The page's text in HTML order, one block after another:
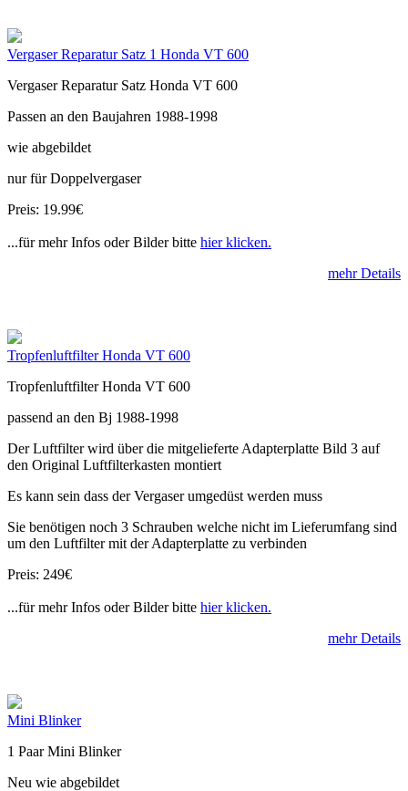
Vergaser Reparatur Satz 1 Honda VT 600
Vergaser Reparatur Satz Honda VT 600
Passen an den Baujahren 1988-1998
wie abgebildet
nur für Doppelvergaser
Preis: 19.99€
...für mehr Infos oder Bilder bitte hier klicken.
mehr Details
Tropfenluftfilter Honda VT 600
Tropfenluftfilter Honda VT 600
passend an den Bj 1988-1998
Der Luftfilter wird über die mitgelieferte Adapterplatte Bild 3 auf
den Original Luftfilterkasten montiert
Es kann sein dass der Vergaser umgedüst werden muss
Sie benötigen noch 3 Schrauben welche nicht im Lieferumfang sind
um den Luftfilter mit der Adapterplatte zu verbinden
Preis: 249€
...für mehr Infos oder Bilder bitte hier klicken.
mehr Details
Mini Blinker
1 Paar Mini Blinker
Neu wie abgebildet